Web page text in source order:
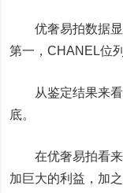
优奢易拍数据显
第一，CHANEL位列
从鉴定结果来看
底。
在优奢易拍看来
加巨大的利益，加